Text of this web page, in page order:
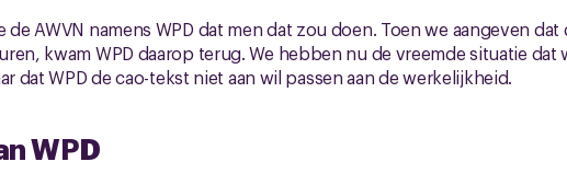
de AWVN namens WPD dat men dat zou doen. Toen we aangeven
kwam WPD daarop terug. We hebben nu de vreemde situatie dat
dat WPD de cao-tekst niet aan wil passen aan de werkelijkheid.
WPD